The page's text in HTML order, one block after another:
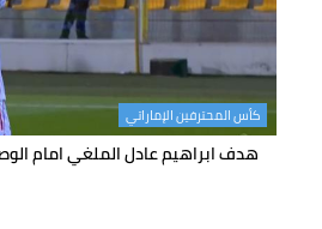
كأس المحترفين الإماراتي
هدف ابراهيم عادل الملغي امام